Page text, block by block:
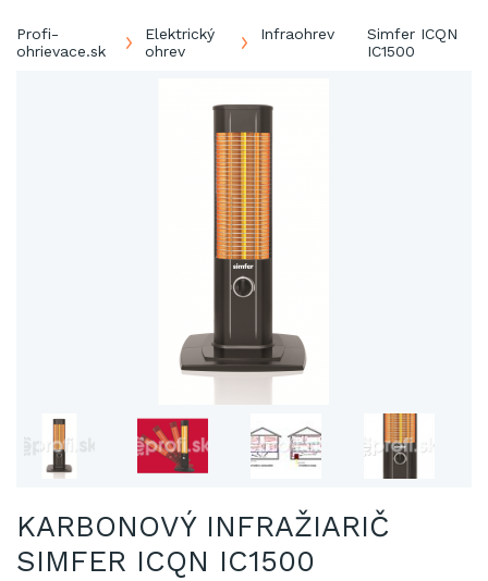
Profi-
ohrievace.sk
Elektrický
ohrev
Infraohrev
Simfer ICQN
IC1500
KARBONOVÝ INFRAŽIARIČ
SIMFER ICQN IC1500